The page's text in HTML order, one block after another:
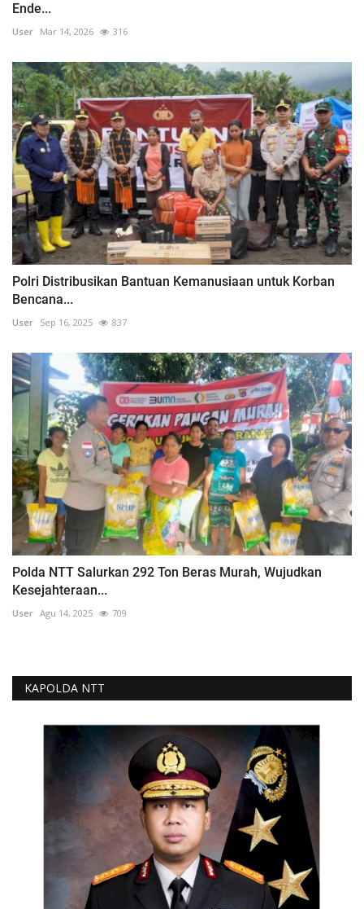
Ende...
User Mar 14, 2026 316
Polri Distribusikan Bantuan Kemanusiaan untuk Korban
Bencana...
User Sep 16, 2025 837
Polda NTT Salurkan 292 Ton Beras Murah, Wujudkan
Kesejahteraan...
User Agu 14, 2025 709
KAPOLDA NTT